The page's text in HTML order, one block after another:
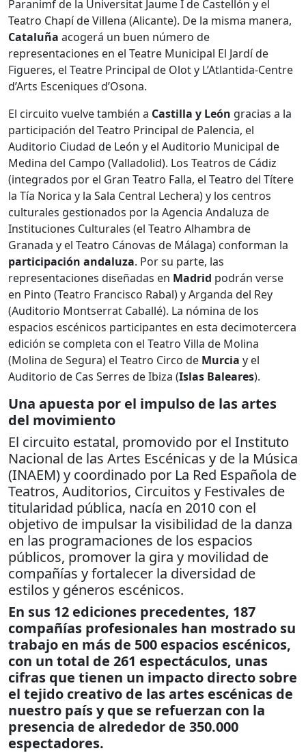
Paranimf de la Universitat Jaume I de Castellón y el
Teatro Chapí de Villena (Alicante). De la misma manera,
Cataluña acogerá un buen número de
representaciones en el Teatre Municipal El Jardí de
Figueres, el Teatre Principal de Olot y L’Atlantida-Centre
d’Arts Esceniques d’Osona.
El circuito vuelve también a Castilla y León gracias a la
participación del Teatro Principal de Palencia, el
Auditorio Ciudad de León y el Auditorio Municipal de
Medina del Campo (Valladolid). Los Teatros de Cádiz
(integrados por el Gran Teatro Falla, el Teatro del Títere
la Tía Norica y la Sala Central Lechera) y los centros
culturales gestionados por la Agencia Andaluza de
Instituciones Culturales (el Teatro Alhambra de
Granada y el Teatro Cánovas de Málaga) conforman la
participación andaluza. Por su parte, las
representaciones diseñadas en Madrid podrán verse
en Pinto (Teatro Francisco Rabal) y Arganda del Rey
(Auditorio Montserrat Caballé). La nómina de los
espacios escénicos participantes en esta decimotercera
edición se completa con el Teatro Villa de Molina
(Molina de Segura) el Teatro Circo de Murcia y el
Auditorio de Cas Serres de Ibiza (Islas Baleares).
Una apuesta por el impulso de las artes
del movimiento
El circuito estatal, promovido por el Instituto
Nacional de las Artes Escénicas y de la Música
(INAEM) y coordinado por La Red Española de
Teatros, Auditorios, Circuitos y Festivales de
titularidad pública, nacía en 2010 con el
objetivo de impulsar la visibilidad de la danza
en las programaciones de los espacios
públicos, promover la gira y movilidad de
compañías y fortalecer la diversidad de
estilos y géneros escénicos.
En sus 12 ediciones precedentes, 187
compañías profesionales han mostrado su
trabajo en más de 500 espacios escénicos,
con un total de 261 espectáculos, unas
cifras que tienen un impacto directo sobre
el tejido creativo de las artes escénicas de
nuestro país y que se refuerzan con la
presencia de alrededor de 350.000
espectadores.